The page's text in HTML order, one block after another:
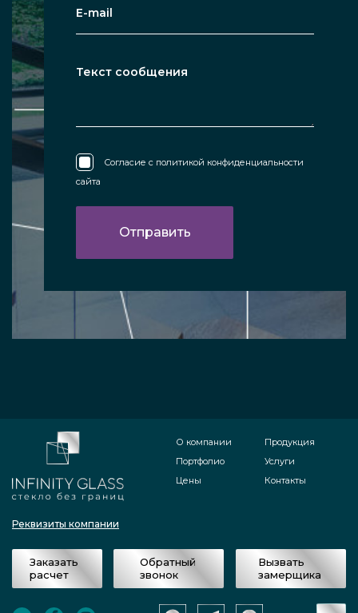
Согласие с политикой конфиденциальности
сайта
Реквизиты компании
О компании
Портфолио
Цены
Продукция
Услуги
Контакты
Заказать
расчет
Обратный
звонок
Вызвать
замерщика